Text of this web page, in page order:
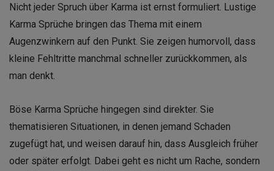
Nicht jeder Spruch über Karma ist ernst formuliert. Lustige
Karma Sprüche bringen das Thema mit einem
Augenzwinkern auf den Punkt. Sie zeigen humorvoll, dass
kleine Fehltritte manchmal schneller zurückkommen, als
man denkt.
Böse Karma Sprüche hingegen sind direkter. Sie
thematisieren Situationen, in denen jemand Schaden
zugefügt hat, und weisen darauf hin, dass Ausgleich früher
oder später erfolgt. Dabei geht es nicht um Rache, sondern